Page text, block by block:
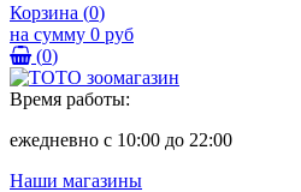
Корзина (0)
на сумму 0 руб
(0)
Время работы:
ежедневно с 10:00 до 22:00
Наши магазины